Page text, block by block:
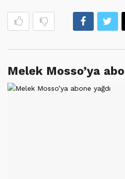
Melek Mosso’ya